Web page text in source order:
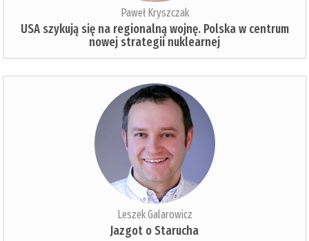
Paweł Kryszczak
USA szykują się na regionalną wojnę. Polska w centrum
nowej strategii nuklearnej
Leszek Galarowicz
Jazgot o Starucha